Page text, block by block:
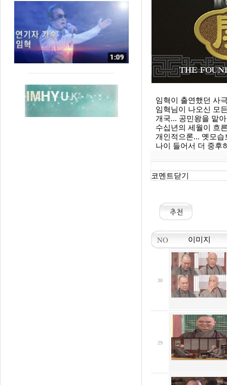
임혁이 출연했던 사
임혁님이 나오신 모
개국... 공민왕을 맡
수십년의 세월이 흐
개인적으론... 옛모
나이 들어서 더 중후
코멘트닫기
NO 이미지
30
29